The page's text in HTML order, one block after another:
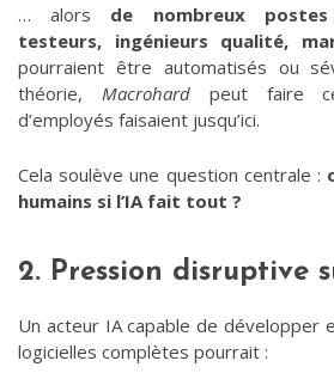
… alors de nombreux
testeurs, ingénieurs qualité,
pourraient être automatisés ou
théorie, Macrohardpeut faire
d’employés faisaient jusqu’ici.
Cela soulève une question centrale :
humains si l’IA fait tout ?
2. Pression disruptive
Un acteur IA capable de développer
logicielles complètes pourrait :